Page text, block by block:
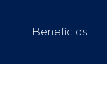
Benefícios